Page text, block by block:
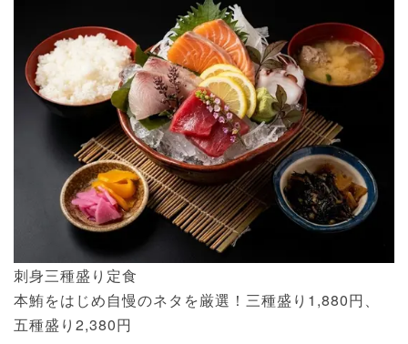
刺身三種盛り定食
本鮪をはじめ自慢のネタを厳選！三種盛り1,880円、
五種盛り2,380円